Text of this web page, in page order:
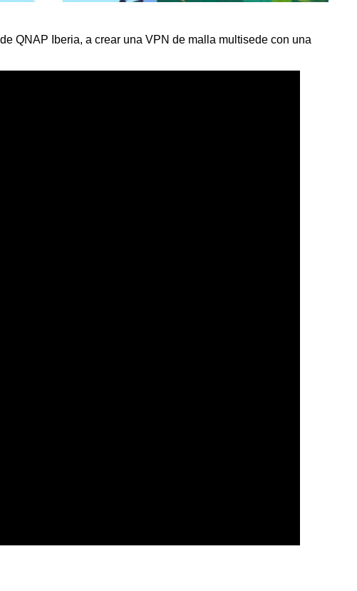
QNAP Iberia, a crear una VPN de malla multisede con una